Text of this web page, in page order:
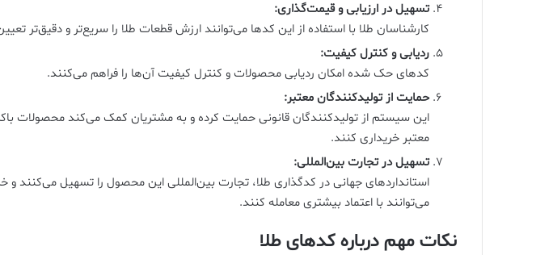
تسهیل در ارزیابی و قیمت‌گذاری:
کارشناسان طلا با استفاده از این کدها می‌توانند ارزش قطعات طلا را سریع‌تر و دقیق‌تر
ردیابی و کنترل کیفیت:
کدهای حک شده امکان ردیابی محصولات و کنترل کیفیت آن‌ها را فراهم می‌کنند.
حمایت از تولیدکنندگان معتبر:
این سیستم از تولیدکنندگان قانونی حمایت کرده و به مشتریان کمک می‌کند محصولات
معتبر خریداری کنند.
تسهیل در تجارت بین‌المللی:
استانداردهای جهانی در کدگذاری طلا، تجارت بین‌المللی این محصول را تسهیل می‌کنند و
می‌توانند با اعتماد بیشتری معامله کنند.
نکات مهم درباره کدهای طلا